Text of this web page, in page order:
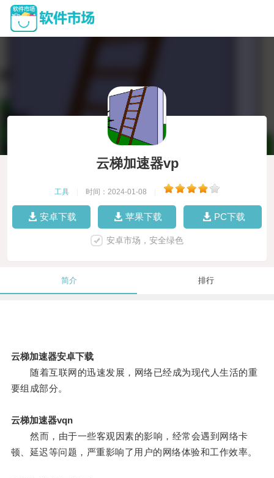
云梯加速器vp
工具 时间：2024-01-08
安卓下载 苹果下载 PC下载
安卓市场，安全绿色
简介 排行
云梯加速器安卓下载
随着互联网的迅速发展，网络已经成为现代人生活的重
要组成部分。
云梯加速器vqn
然而，由于一些客观因素的影响，经常会遇到网络卡
顿、延迟等问题，严重影响了用户的网络体验和工作效率。